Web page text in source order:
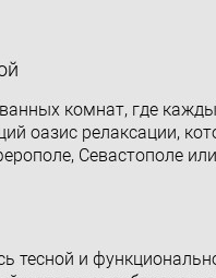
комнат, где
оазис релаксации,
Севастополе
тесной и